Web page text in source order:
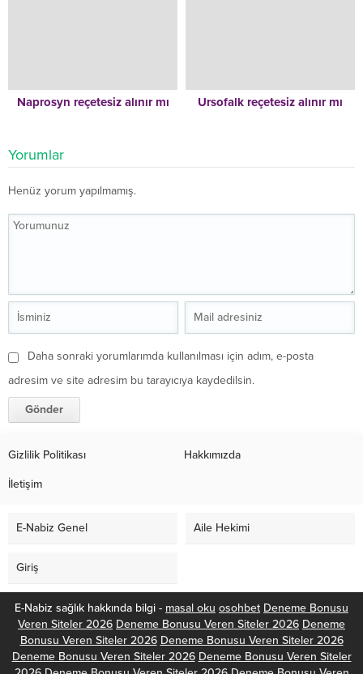
Naprosyn reçetesiz alınır mı Ursofalk reçetesiz alınır mı
Yorumlar
Henüz yorum yapılmamış.
Daha sonraki yorumlarımda kullanılması için adım, e-posta
adresim ve site adresim bu tarayıcıya kaydedilsin.
Gizlilik Politikası Hakkımızda
İletişim
E-Nabiz Genel Aile Hekimi
Giriş
E-Nabiz sağlık hakkında bilgi - masal oku osohbet Deneme Bonusu
Veren Siteler 2026 Deneme Bonusu Veren Siteler 2026 Deneme
Bonusu Veren Siteler 2026 Deneme Bonusu Veren Siteler 2026
Deneme Bonusu Veren Siteler 2026 Deneme Bonusu Veren Siteler